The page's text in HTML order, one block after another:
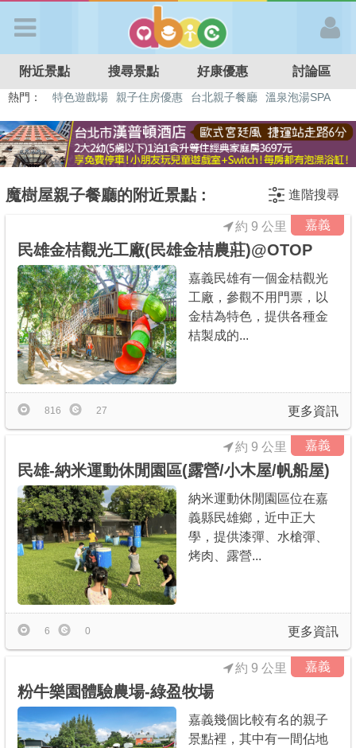
APP登入
首 頁
最新消息
最新留言
商家合作
推薦景點
討論區
聯絡我們
APP下載
附近景點 搜尋景點 好康優惠 討論區
熱門： 溜滑梯民宿 觀光工廠 DIY摘果
日本親子景點
魔樹屋親子餐廳的附近景點 : 進階搜尋
嘉義
約 9 公里
民雄金桔觀光工廠(民雄金桔農莊)@OTOP
嘉義民雄有一個金桔觀光
工廠，參觀不用門票，以
金桔為特色，提供各種金
桔製成的...
更多資訊
816 27
嘉義
約 9 公里
民雄-納米運動休閒園區(露營/小木屋/帆船屋)
納米運動休閒園區位在嘉
義縣民雄鄉，近中正大
學，提供漆彈、水槍彈、
烤肉、露營...
更多資訊
6 0
嘉義
約 9 公里
粉牛樂園體驗農場-綠盈牧場
嘉義幾個比較有名的親子
景點裡，其中有一間佔地